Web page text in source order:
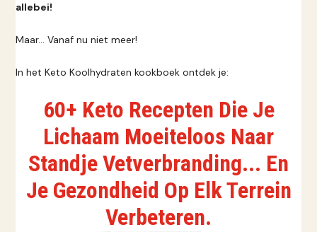
allebei!
Maar… Vanaf nu niet meer!
In het Keto Koolhydraten kookboek ontdek je:
60+ Keto Recepten Die Je
Lichaam Moeiteloos Naar
Standje Vetverbranding... En
Je Gezondheid Op Elk Terrein
Verbeteren.